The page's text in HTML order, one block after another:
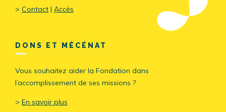
> Contact | Accès
DONS ET MÉCÉNAT
Vous souhaitez aider la Fondation dans
l’accomplissement de ses missions ?
> En savoir plus